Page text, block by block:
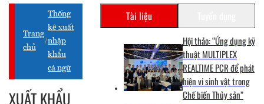
Trang
chủ
/
Thống
kê xuất
nhập
khẩu
cá ngừ
XUẤT KHẨU
Tài liệu
Hội thảo: “Ứng dụng kỹ
thuật MULTIPLEX
REALTIME PCR để phát
hiện vi sinh vật trong
Chế biến Thủy sản”